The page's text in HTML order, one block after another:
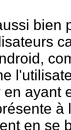
bien
ayant
en se